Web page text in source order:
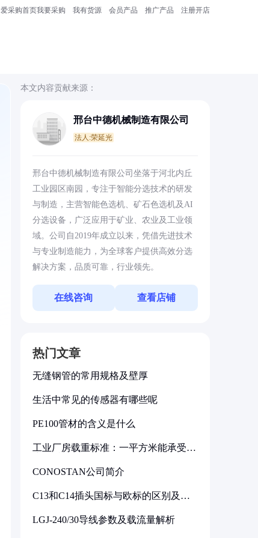
爱采购首页我要采购 我有货源 会员产品 推广产品 注册开店
本文内容贡献来源：
邢台中德机械制造有限公司
法人:荣延光
邢台中德机械制造有限公司坐落于河北内丘
工业园区南园，专注于智能分选技术的研发
与制造，主营智能色选机、矿石色选机及AI
分选设备，广泛应用于矿业、农业及工业领
域。公司自2019年成立以来，凭借先进技术
与专业制造能力，为全球客户提供高效分选
解决方案，品质可靠，行业领先。
在线咨询 查看店铺
热门文章
无缝钢管的常用规格及壁厚
生活中常见的传感器有哪些呢
PE100管材的含义是什么
工业厂房载重标准：一平方米能承受多
CONOSTAN公司简介
C13和C14插头国标与欧标的区别及其
LGJ-240/30导线参数及载流量解析